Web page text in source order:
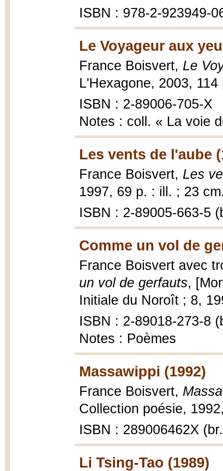
ISBN : 978-2-923949-
Le Voyageur aux
France Boisvert, Le
L'Hexagone, 2003, 114
ISBN : 2-89006-705-X
Notes : coll. « La voie
Les vents de l'aube
France Boisvert, Les
1997, 69 p. : ill. ; 23
ISBN : 2-89005-663-5
Comme un vol de
France Boisvert avec
un vol de gerfauts,
Initiale du Noroît ; 8,
ISBN : 2-89018-273-8
Notes : Poèmes
Massawippi (1992)
France Boisvert,
Collection poésie,
ISBN : 289006462X
Li Tsing-Tao (1989)